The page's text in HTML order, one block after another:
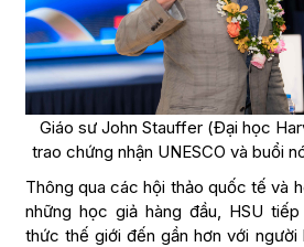
Giáo sư John Stauffer (Đại học
trao chứng nhận UNESCO và buổi
Thông qua các hội thảo quốc tế và
những học giả hàng đầu, HSU
thức thế giới đến gần hơn với người